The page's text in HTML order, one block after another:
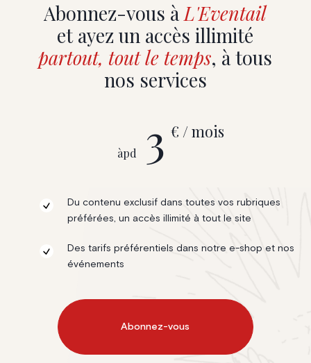
Abonnez-vous àL'Eventail
et ayez un accès illimité
partout, tout le temps, à tous
nos services
àpd 3 € / mois
Du contenu exclusif dans toutes vos rubriques
préférées, un accès illimité à tout le site
Des tarifs préférentiels dans notre e-shop et nos
événements
Abonnez-vous